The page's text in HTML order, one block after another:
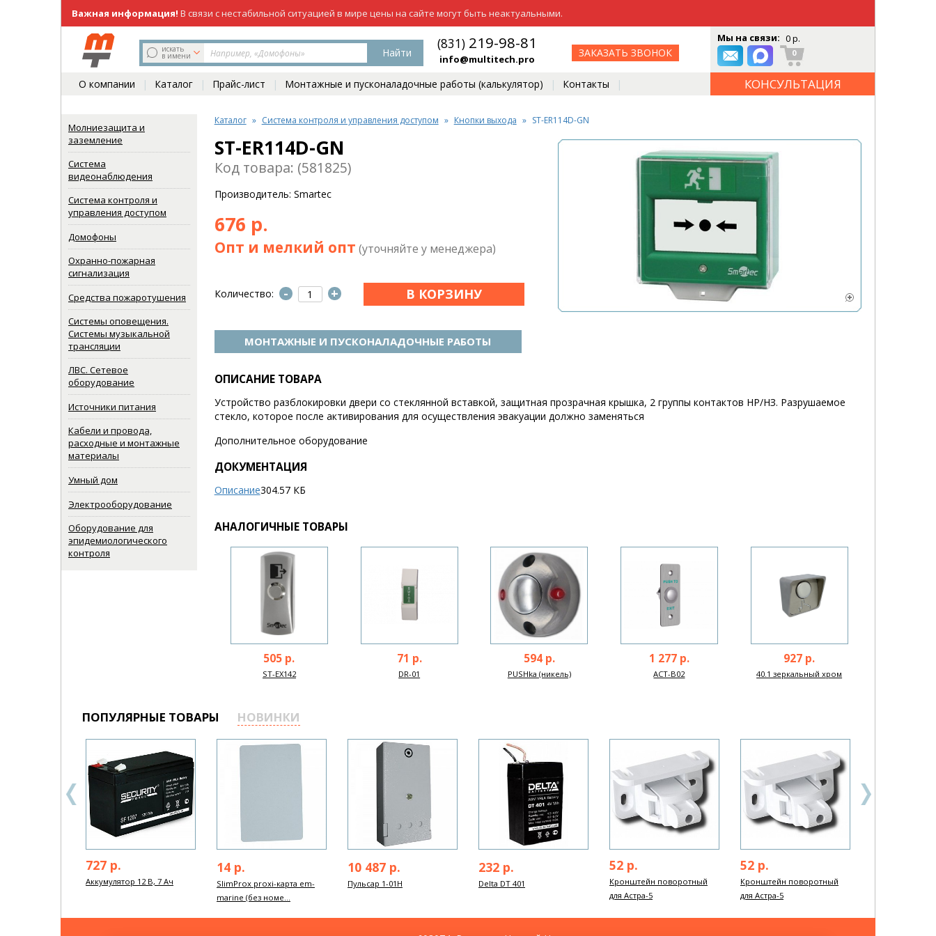
Важная информация! В связи с нестабильной ситуацией в мире цены на сайте могут быть неактуальными.
(831)219-98-81
искать
в имени Найти
(831) 219-98-81
info@multitech.pro
ЗАКАЗАТЬ ЗВОНОК
Мы на связи: 0 р.
0
О компании Каталог Прайс-лист Монтажные и пусконаладочные работы (калькулятор) Контакты
КОНСУЛЬТАЦИЯ
Молниезащита и
заземление
Система
видеонаблюдения
Система контроля и
управления доступом
Домофоны
Охранно-пожарная
сигнализация
Средства пожаротушения
Системы оповещения.
Системы музыкальной
трансляции
ЛВС. Сетевое
оборудование
Источники питания
Кабели и провода,
расходные и монтажные
материалы
Умный дом
Электрооборудование
Оборудование для
эпидемиологического
контроля
Каталог Система контроля и управления доступом Кнопки выхода ST-ER114D-GN
ST-ER114D-GN
Код товара: (581825)
Производитель: Smartec
676 р.
Опт и мелкий опт (уточняйте у менеджера)
Количество: - +
МОНТАЖНЫЕ И ПУСКОНАЛАДОЧНЫЕ РАБОТЫ
ОПИСАНИЕ ТОВАРА
Устройство разблокировки двери со стеклянной вставкой, защитная прозрачная крышка, 2 группы контактов НР/НЗ. Разрушаемое
стекло, которое после активирования для осуществления эвакуации должно заменяться
Дополнительное оборудование
ДОКУМЕНТАЦИЯ
Описание304.57 КБ
АНАЛОГИЧНЫЕ ТОВАРЫ
505 р.
ST-EX142
71 р.
DR-01
594 р.
PUSHka (никель)
1 277 р.
ACT-B02
927 р.
40.1 зеркальный хром
ПОПУЛЯРНЫЕ ТОВАРЫ НОВИНКИ
727 р.
Аккумулятор 12 В, 7 Ач
14 р.
SlimProx proxi-карта em-
marine (без номе...
10 487 р.
Пульсар 1-01Н
232 р.
Delta DT 401
52 р.
Кронштейн поворотный
для Астра-5
52 р.
Кронштейн поворотный
для Астра-5
Next